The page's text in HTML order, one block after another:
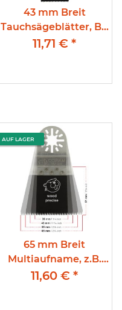
43 mm Breit
Tauchsägeblätter, Bi-
Metall,
11,71 € *
AUF LAGER
65 mm Breit
Multiaufname, z.B.
Fein Multimaster
11,60 € *